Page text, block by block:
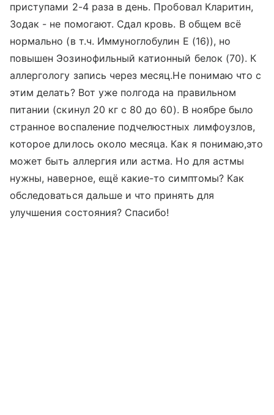
приступами 2-4 раза в день. Пробовал Кларитин,
Зодак - не помогают. Сдал кровь. В общем всё
нормально (в т.ч. Иммуноглобулин Е (16)), но
повышен Эозинофильный катионный белок (70). К
аллергологу запись через месяц.Не понимаю что с
этим делать? Вот уже полгода на правильном
питании (скинул 20 кг с 80 до 60). В ноябре было
странное воспаление подчелюстных лимфоузлов,
которое длилось около месяца. Как я понимаю,это
может быть аллергия или астма. Но для астмы
нужны, наверное, ещё какие-то симптомы? Как
обследоваться дальше и что принять для
улучшения состояния? Спасибо!